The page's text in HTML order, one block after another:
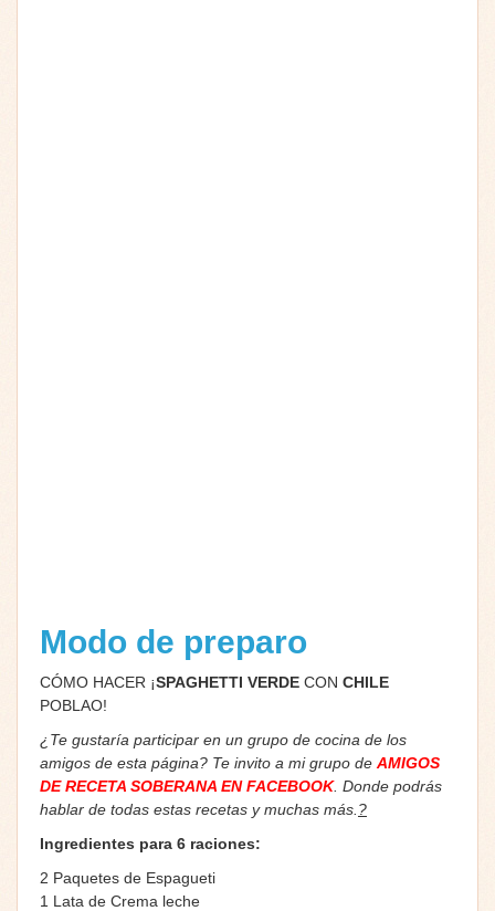
Modo de preparo
CÓMO HACER ¡SPAGHETTI VERDE CON CHILE
POBLAO!
¿Te gustaría participar en un grupo de cocina de los
amigos de esta página? Te invito a mi grupo de AMIGOS
DE RECETA SOBERANA EN FACEBOOK. Donde podrás
hablar de todas estas recetas y muchas más. ?
Ingredientes para 6 raciones:
2 Paquetes de Espagueti
1 Lata de Crema leche